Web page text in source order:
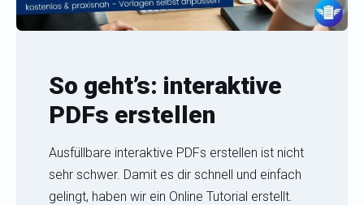
So geht’s: interaktive
PDFs erstellen
Ausfüllbare interaktive PDFs erstellen ist nicht
sehr schwer. Damit es dir schnell und einfach
gelingt, haben wir ein Online Tutorial erstellt.